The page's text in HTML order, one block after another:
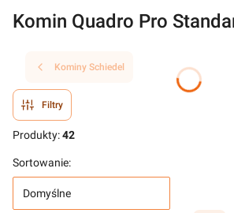
Komin Quadro Pro
Kominy Schiedel
Filtry
Produkty:42
Sortowanie:
Domyślne